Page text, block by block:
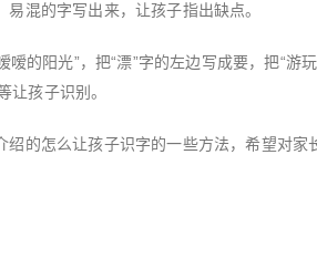
混的字写出来，让孩子指出缺点。
的阳光”，把“漂”字的左边写成要，把“游玩
让孩子识别。
的怎么让孩子识字的一些方法，希望对家